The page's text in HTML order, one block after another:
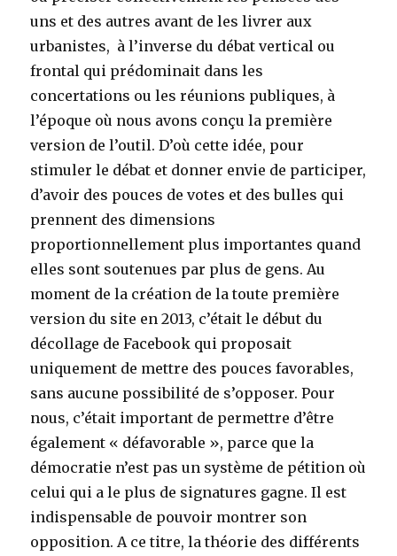
uns et des autres avant de les livrer aux
urbanistes, à l’inverse du débat vertical ou
frontal qui prédominait dans les
concertations ou les réunions publiques, à
l’époque où nous avons conçu la première
version de l’outil. D’où cette idée, pour
stimuler le débat et donner envie de participer,
d’avoir des pouces de votes et des bulles qui
prennent des dimensions
proportionnellement plus importantes quand
elles sont soutenues par plus de gens. Au
moment de la création de la toute première
version du site en 2013, c’était le début du
décollage de Facebook qui proposait
uniquement de mettre des pouces favorables,
sans aucune possibilité de s’opposer. Pour
nous, c’était important de permettre d’être
également « défavorable », parce que la
démocratie n’est pas un système de pétition où
celui qui a le plus de signatures gagne. Il est
indispensable de pouvoir montrer son
opposition. A ce titre, la théorie des différents